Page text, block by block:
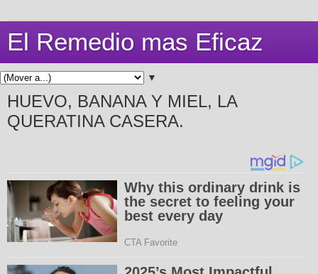
El Remedio mas Eficaz
▼
HUEVO, BANANA Y MIEL, LA
QUERATINA CASERA.